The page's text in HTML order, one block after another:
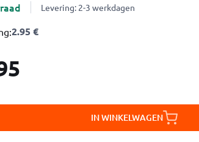
Levering: 2-3 werkdagen
2.95 €
IN WINKELWAGEN